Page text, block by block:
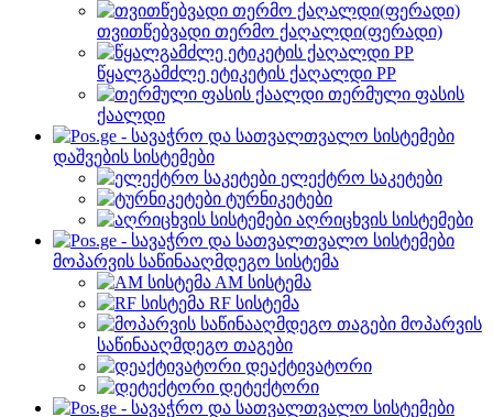
თვითწებვადი თერმო ქაღალდი(ფერადი)
წყალგამძლე ეტიკეტის ქაღალდი PP
თერმული ფასის
ქაალდი
დაშვების სისტემები
ელექტრო საკეტები
ტურნიკეტები
აღრიცხვის სისტემები
მოპარვის საწინააღმდეგო სისტემა
AM სისტემა
RF სისტემა
მოპარვის
საწინააღმდეგო თაგები
დეაქტივატორი
დეტექტორი